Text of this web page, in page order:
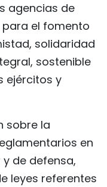
agencias de
el fomento
solidaridad
sostenible
ejércitos y
sobre la
en
de defensa,
leyes referentes